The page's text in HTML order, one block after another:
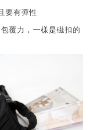
要有彈性
覆力，一樣是磁扣的